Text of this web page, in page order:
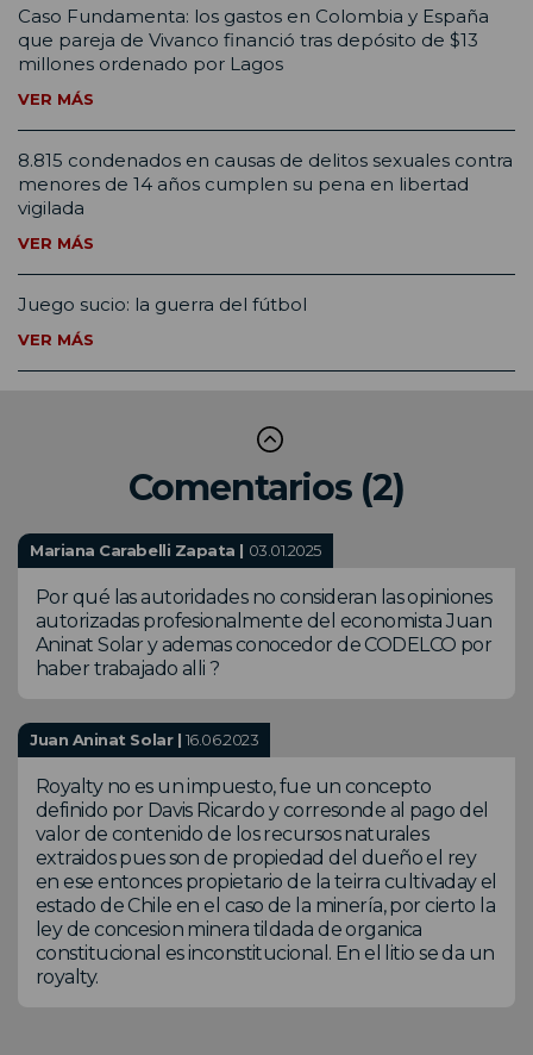
Caso Fundamenta: los gastos en Colombia y España
que pareja de Vivanco financió tras depósito de $13
millones ordenado por Lagos
VER MÁS
8.815 condenados en causas de delitos sexuales contra
menores de 14 años cumplen su pena en libertad
vigilada
VER MÁS
Juego sucio: la guerra del fútbol
VER MÁS
Comentarios (2)
Mariana Carabelli Zapata | 03.01.2025
Por qué las autoridades no consideran las opiniones
autorizadas profesionalmente del economista Juan
Aninat Solar y ademas conocedor de CODELCO por
haber trabajado alli ?
Juan Aninat Solar | 16.06.2023
Royalty no es un impuesto, fue un concepto
definido por Davis Ricardo y corresonde al pago del
valor de contenido de los recursos naturales
extraidos pues son de propiedad del dueño el rey
en ese entonces propietario de la teirra cultivaday el
estado de Chile en el caso de la minería, por cierto la
ley de concesion minera tildada de organica
constitucional es inconstitucional. En el litio se da un
royalty.